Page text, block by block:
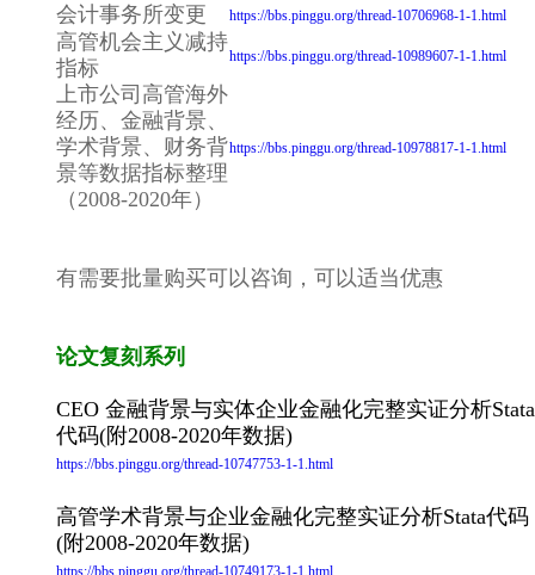
会计事务所变更 https://bbs.pinggu.org/thread-10706968-1-1.html
高管机会主义减持
指标
https://bbs.pinggu.org/thread-10989607-1-1.html
上市公司高管海外
经历、金融背景、
学术背景、财务背
景等数据指标整理
（2008-2020年）
https://bbs.pinggu.org/thread-10978817-1-1.html
有需要批量购买可以咨询，可以适当优惠
论文复刻系列
CEO 金融背景与实体企业金融化完整实证分析Stata
代码(附2008-2020年数据)
https://bbs.pinggu.org/thread-10747753-1-1.html
高管学术背景与企业金融化完整实证分析Stata代码
(附2008-2020年数据)
https://bbs.pinggu.org/thread-10749173-1-1.html